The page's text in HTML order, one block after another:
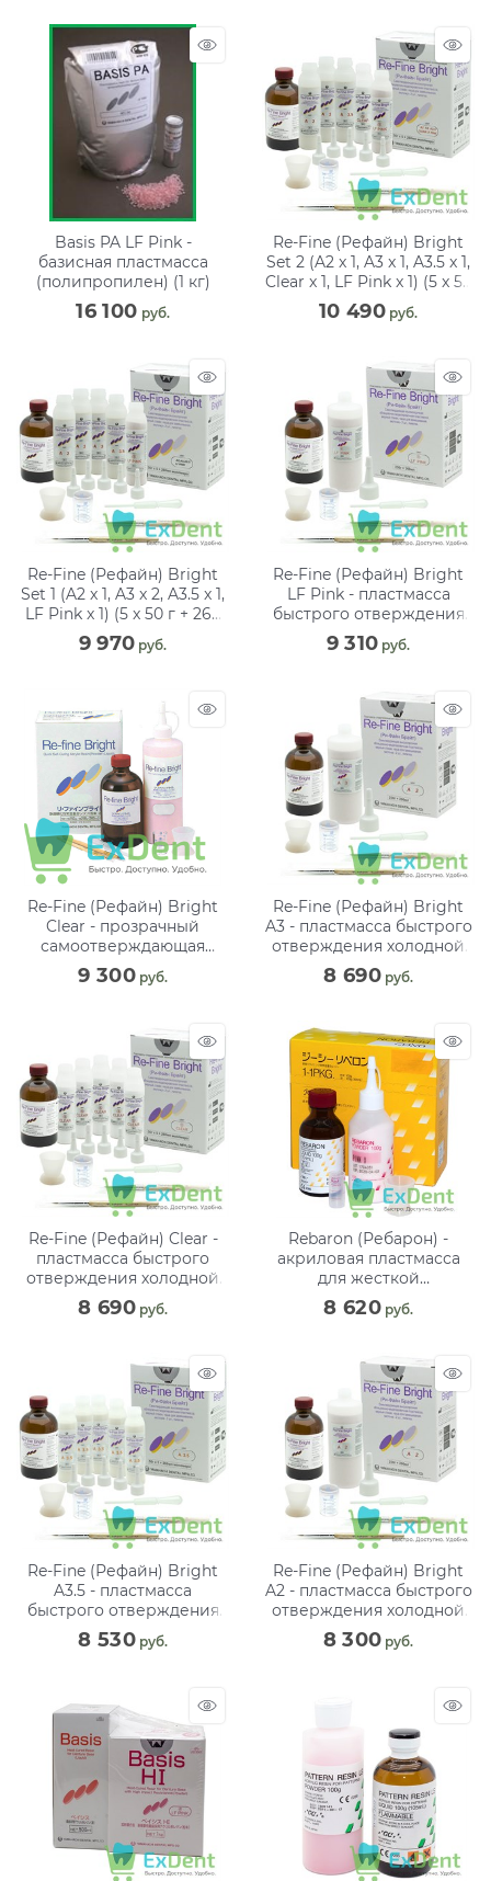
Basis PA LF Pink -
базисная пластмасса
(полипропилен) (1 кг)
16 100 руб.
Re-Fine (Рефайн) Bright
Set 2 (A2 x 1, A3 x 1, A3.5 x 1,
Clear x 1, LF Pink x 1) (5 x 50
г + 260 мл)
10 490 руб.
Re-Fine (Рефайн) Bright
Set 1 (A2 x 1, A3 x 2, A3.5 x 1,
LF Pink x 1) (5 x 50 г + 260
мл)
9 970 руб.
Re-Fine (Рефайн) Bright
LF Pink - пластмасса
быстрого отверждения
хол. полимеризации
(5x50 г+260 мл)
9 310 руб.
Re-Fine (Рефайн) Bright
Clear - прозрачный
самоотверждающая
пластмасса (250 г + 260
мл)
9 300 руб.
Re-Fine (Рефайн) Bright
A3 - пластмасса быстрого
отверждения холодной
полимеризации (250 г +
260 мл)
8 690 руб.
Re-Fine (Рефайн) Clear -
пластмасса быстрого
отверждения холодной
полимеризации
(5x50г+260 мл)
8 690 руб.
Rebaron (Ребарон) -
акриловая пластмасса
для жесткой
перебазировки протезов
(100 г + 100 г)
8 620 руб.
Re-Fine (Рефайн) Bright
A3.5 - пластмасса
быстрого отверждения
холодной
полимеризации
8 530 руб.
Re-Fine (Рефайн) Bright
A2 - пластмасса быстрого
отверждения холодной
полимеризации (250 г +
260 мл)
8 300 руб.